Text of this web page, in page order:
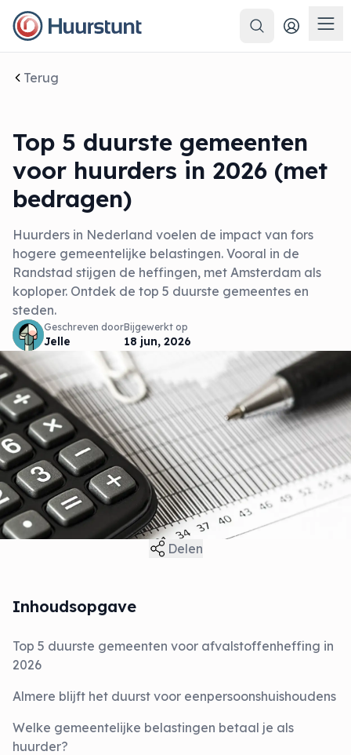
Zoeken
Terug
Top 5 duurste gemeenten
voor huurders in 2026 (met
bedragen)
Huurders in Nederland voelen de impact van fors
hogere gemeentelijke belastingen. Vooral in de
Randstad stijgen de heffingen, met Amsterdam als
koploper. Ontdek de top 5 duurste gemeentes en
steden.
Geschreven door
Jelle
Bijgewerkt op
18 jun, 2026
Delen
Inhoudsopgave
Top 5 duurste gemeenten voor afvalstoffenheffing in
2026
Almere blijft het duurst voor eenpersoonshuishoudens
Welke gemeentelijke belastingen betaal je als
huurder?